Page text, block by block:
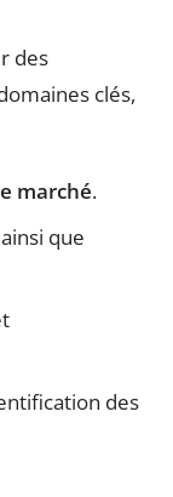
des
clés,
marché.
que
des